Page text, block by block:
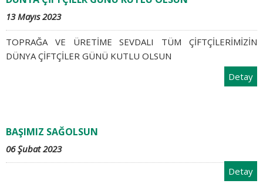
13 Mayıs 2023
TOPRAĞA VE ÜRETİME SEVDALI TÜM ÇİFTÇİLERİMİZİN
DÜNYA ÇİFTÇİLER GÜNÜ KUTLU OLSUN
Detay
BAŞIMIZ SAĞOLSUN
06 Şubat 2023
Detay